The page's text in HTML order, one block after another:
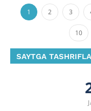
1 2 3
10
SAYTGA